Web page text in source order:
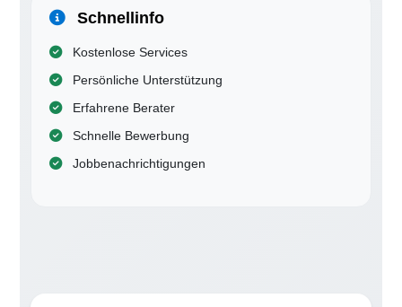
Schnellinfo
Kostenlose Services
Persönliche Unterstützung
Erfahrene Berater
Schnelle Bewerbung
Jobbenachrichtigungen